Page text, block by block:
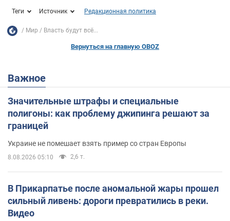
Теги Источник Редакционная политика
Мир Власть будут всё...
Вернуться на главную OBOZ
Важное
Значительные штрафы и специальные
полигоны: как проблему джипинга решают за
границей
Украине не помешает взять пример со стран Европы
8.08.2026 05:10 2,6 т.
В Прикарпатье после аномальной жары прошел
сильный ливень: дороги превратились в реки.
Видео